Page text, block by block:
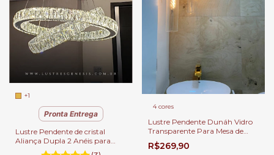
+1
Pronta Entrega
Lustre Pendente de cristal
Aliança Dupla 2 Anéis para
Sala de Jantar Sala de Estar e
4 cores
Lustre Pendente Dunáh Vidro
Transparente Para Mesa de
Sala de Jantar.
R$269,90